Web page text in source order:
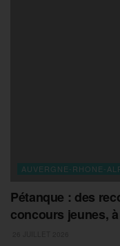
AUVERGNE-RHONE-
Pétanque : des
concours jeunes,